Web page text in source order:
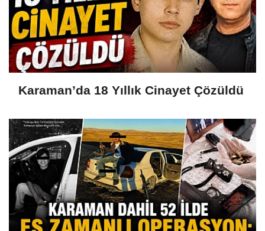
Karaman’da 18 Yıllık Cinayet Çözüldü